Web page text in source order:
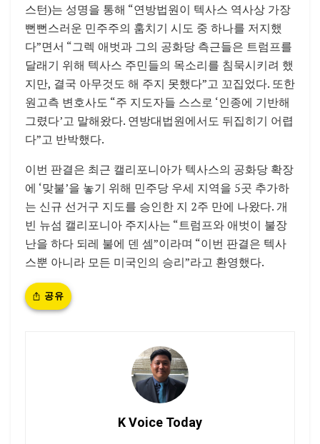
스턴)는 성명을 통해 “연방법원이 텍사스 역사상 가장
뻔뻔스러운 민주주의 훔치기 시도 중 하나를 저지했
다”면서 “그렉 애벗과 그의 공화당 측근들은 트럼프를
달래기 위해 텍사스 주민들의 목소리를 침묵시키려 했
지만, 결국 아무것도 해 주지 못했다”고 꼬집었다. 또한
원고측 변호사도 “주 지도자들 스스로 ‘인종에 기반해
그렸다’고 말해왔다. 연방대법원에서도 뒤집히기 어렵
다”고 반박했다.
이번 판결은 최근 캘리포니아가 텍사스의 공화당 확장
에 ‘맞불’을 놓기 위해 민주당 우세 지역을 5곳 추가하
는 신규 선거구 지도를 승인한 지 2주 만에 나왔다. 개
빈 뉴섬 캘리포니아 주지사는 “트럼프와 애벗이 불장
난을 하다 되레 불에 덴 셈”이라며 “이번 판결은 텍사
스뿐 아니라 모든 미국인의 승리”라고 환영했다.
공유
K Voice Today